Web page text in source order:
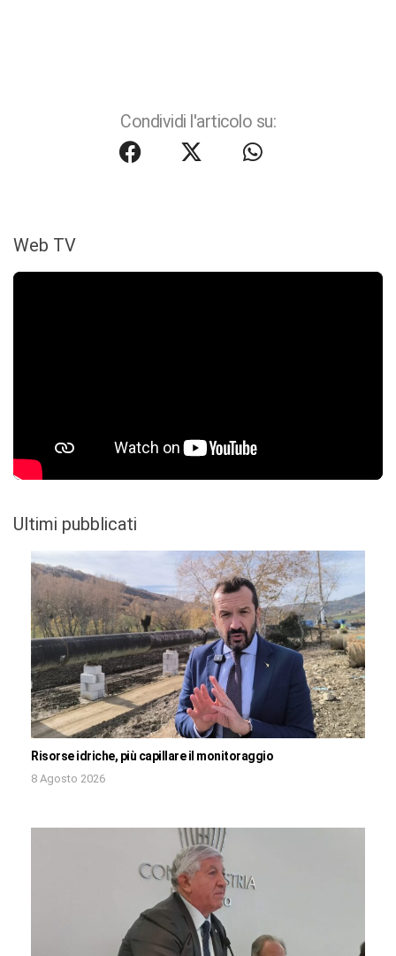
Condividi l'articolo su:
Web TV
Ultimi pubblicati
Risorse idriche, più capillare il monitoraggio
8 Agosto 2026